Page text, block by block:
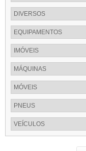
DIVERSOS
EQUIPAMENTOS
IMÓVEIS
MÁQUINAS
MÓVEIS
PNEUS
VEÍCULOS